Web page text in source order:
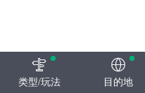
类型/玩法 目的地